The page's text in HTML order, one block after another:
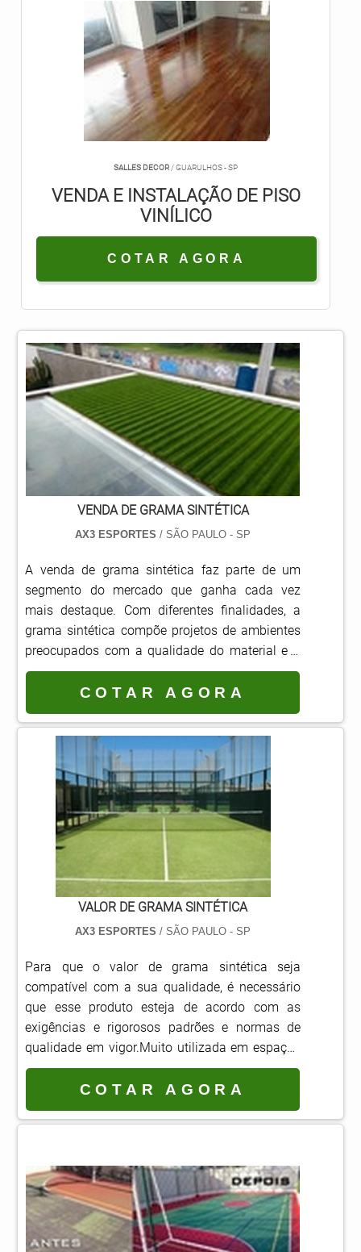
SALLES DECOR / GUARULHOS - SP
VENDA E INSTALAÇÃO DE PISO
VINÍLICO
COTAR AGORA
VENDA DE GRAMA SINTÉTICA
AX3 ESPORTES/ SÃO PAULO - SP
A venda de grama sintética faz parte de um
segmento do mercado que ganha cada vez
mais destaque. Com diferentes finalidades, a
grama sintética compõe projetos de ambientes
preocupados com a qualidade do material e a
segurança para a montagem do espaço
recreativo.Muito comum em locais de alto
tráfego, como playgrounds, jardins, áreas
esportivas, quadras e campos de futebol,
ambientes externos, piscinas e até mesmo em
ambientes internos, ...
COTAR AGORA
VALOR DE GRAMA SINTÉTICA
AX3 ESPORTES/ SÃO PAULO - SP
Para que o valor de grama sintética seja
compatível com a sua qualidade, é necessário
que esse produto esteja de acordo com as
exigências e rigorosos padrões e normas de
qualidade em vigor.Muito utilizada em espaços
internos ou externos, a grama sintética é ideal
para jardins, campos de tênis, futebol e
minigolfe, playgrounds, áreas de lazer e muitos
outros locais. Benefícios oferecidos através da
COTAR AGORA